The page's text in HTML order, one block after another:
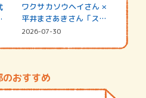
ワクサカソウヘイさん ×
平井まさあきさん「スペ
シャ…
2026-07-30
のおすすめ